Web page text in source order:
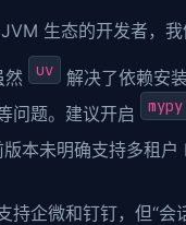
生态的开发者，
然 uv
解决了依赖安
问题。建议开启
mypy
版本未明确支持多租
持企微和钉钉，但“会